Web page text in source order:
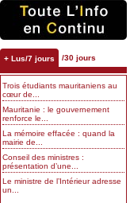
+ Lus/7 jours /30 jours
Trois étudiants mauritaniens au
cœur de...
Mauritanie : le gouvernement
renforce le...
La mémoire effacée : quand la
mairie de...
Conseil des ministres :
présentation d’une...
Le ministre de l’Intérieur adresse
un...